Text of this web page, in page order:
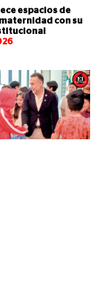
espacios de
con su